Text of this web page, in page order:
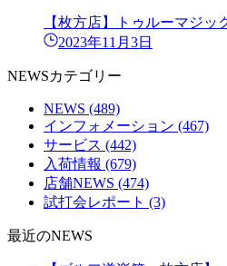
【枚方店】トゥルーマジッ
2023年11月3日
NEWSカテゴリー
NEWS (489)
インフォメーション (467)
サービス (442)
入荷情報 (679)
店舗NEWS (474)
試打会レポート (3)
最近のNEWS